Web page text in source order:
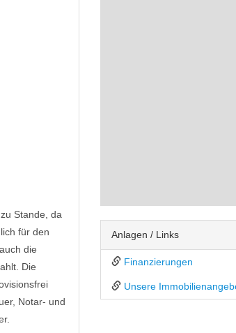
Anlagen / Links
Finanzierungen
Unsere
Stande, da
für den
die
Die
Notar- und